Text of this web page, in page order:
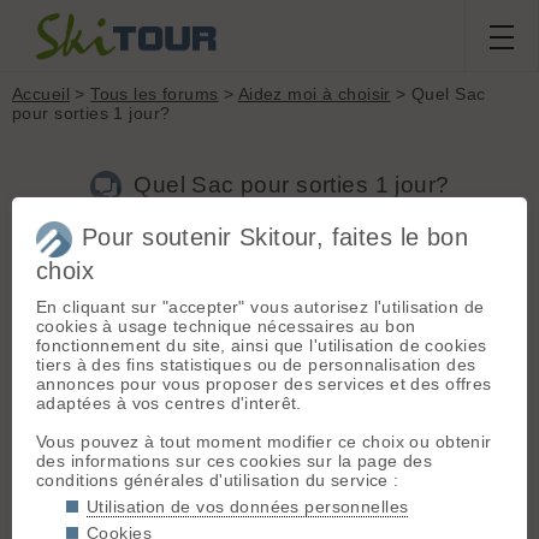
Accueil >Tous les forums > Aidez moi à choisir > Quel Sac
pour sorties 1 jour?
Quel Sac pour sorties 1 jour?
Nouveau sujet
Voir tous les sujets Chercher Archives
H
henri64[33posts] - Le 07/07/2015 21:56
Bonjour
Je cherche un sac à dos pour le ski de rando à la journée et
pour les raids mais un peu grand pour les sorties à la journée.
Est-ce que quelqu'un peu me donner son avis sur le Deuter
Rise 26 ou autre sac de cette catégorie?
Pour soutenir Skitour, faites le bon
choix
En cliquant sur "accepter" vous autorisez l'utilisation de
cookies à usage technique nécessaires au bon
fonctionnement du site, ainsi que l'utilisation de cookies
tiers à des fins statistiques ou de personnalisation des
annonces pour vous proposer des services et des offres
adaptées à vos centres d'interêt.
Vous pouvez à tout moment modifier ce choix ou obtenir
des informations sur ces cookies sur la page des
conditions générales d'utilisation du service :
Utilisation de vos données personnelles
Cookies